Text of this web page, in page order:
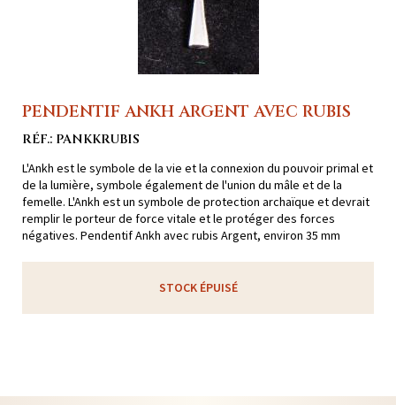
PENDENTIF ANKH ARGENT AVEC RUBIS
RÉF.: PANKKRUBIS
L'Ankh est le symbole de la vie et la connexion du pouvoir primal et
de la lumière, symbole également de l'union du mâle et de la
femelle. L'Ankh est un symbole de protection archaïque et devrait
remplir le porteur de force vitale et le protéger des forces
négatives. Pendentif Ankh avec rubis Argent, environ 35 mm
STOCK ÉPUISÉ